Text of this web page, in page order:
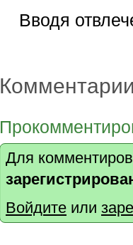
Вводя
Для
Войдите или